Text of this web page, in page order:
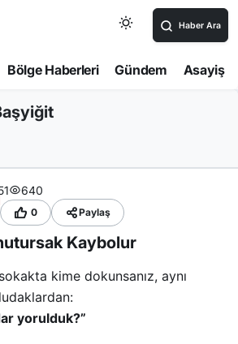
Haber Ara
Bölge Haberleri Gündem Asayiş
640
0 Paylaş
Kaybolur
kime dokunsanız, aynı
yorulduk?”